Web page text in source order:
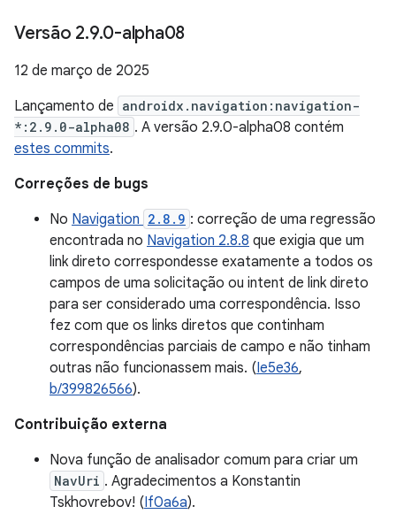
Versão 2.9.0-alpha08
12 de março de 2025
Lançamento de androidx.navigation:navigation-
*:2.9.0-alpha08 . A versão 2.9.0-alpha08 contém
estes commits.
Correções de bugs
No Navigation 2.8.9 : correção de uma regressão
encontrada no Navigation 2.8.8 que exigia que um
link direto correspondesse exatamente a todos os
campos de uma solicitação ou intent de link direto
para ser considerado uma correspondência. Isso
fez com que os links diretos que continham
correspondências parciais de campo e não tinham
outras não funcionassem mais. (Ie5e36,
b/399826566).
Contribuição externa
Nova função de analisador comum para criar um
NavUri . Agradecimentos a Konstantin
Tskhovrebov! (If0a6a).